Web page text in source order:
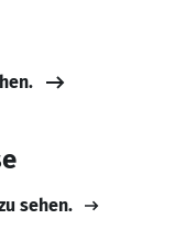
sehen.